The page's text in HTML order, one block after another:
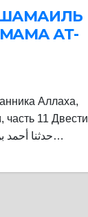
АТ-
Аллаха,
часть 11 Двести
шестьдесят восьмой хадис حدثنا أحمد بن…